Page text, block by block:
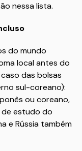
nessa lista.
do mundo
local antes do
das bolsas
sul-coreano):
ou coreano,
estudo do
e Rússia também